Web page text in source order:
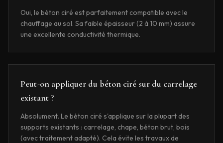
Oui, le béton ciré est parfaitement compatible avec le
chauffage au sol. Sa faible épaisseur (2 à 10 mm) assure
une excellente conductivité thermique.
Peut-on appliquer du béton ciré sur du carrelage
existant ?
Absolument. Le béton ciré s'applique sur la plupart des
supports existants : carrelage, chape, béton brut, bois
(avec traitement adapté). Cela évite les travaux de